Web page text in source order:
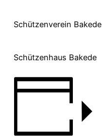
Schützenverein Bakede
Schützenhaus Bakede